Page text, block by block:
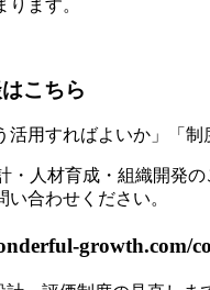
ます。
こちら
用すればよいか」「
・人材育成・組織開発
合わせください。
growth.com/